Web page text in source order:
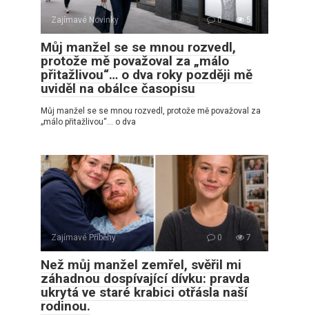
Zajímavé Novinky 0 5
Můj manžel se se mnou rozvedl,
protože mě považoval za „málo
přitažlivou“… o dva roky později mě
uviděl na obálce časopisu
Můj manžel se se mnou rozvedl, protože mě považoval za
„málo přitažlivou“… o dva
Zajímavé Příběhy 0 7
Než můj manžel zemřel, svěřil mi
záhadnou dospívající dívku: pravda
ukrytá ve staré krabici otřásla naší
rodinou.